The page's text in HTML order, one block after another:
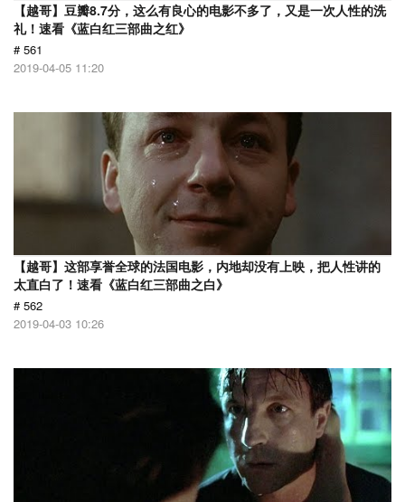
【越哥】豆瓣8.7分，这么有良心的电影不多了，又是一次人性的洗
礼！速看《蓝白红三部曲之红》
# 561
2019-04-05 11:20
【越哥】这部享誉全球的法国电影，内地却没有上映，把人性讲的
太直白了！速看《蓝白红三部曲之白》
# 562
2019-04-03 10:26